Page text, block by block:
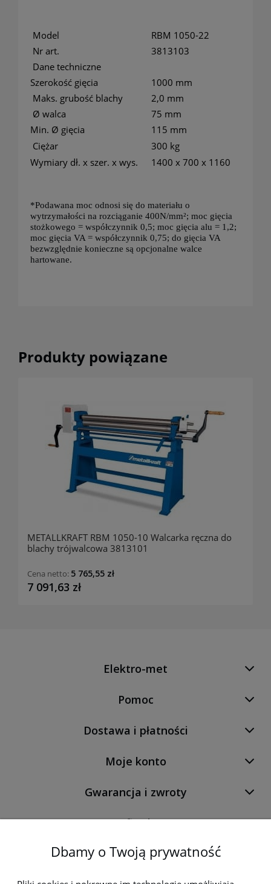
Model
RBM 1050-22
Nr art.
3813103
Dane techniczne
Szerokość gięcia
1000 mm
Maks. grubość blachy
2,0 mm
Ø walca
75 mm
Min. Ø gięcia
115 mm
Ciężar
300 kg
Wymiary dł. x szer. x wys.
1400 x 700 x 1160
*Podawana moc odnosi się do materiału o
wytrzymałości na rozciąganie 400N/mm²; moc gięcia
stożkowego = współczynnik 0,5; moc gięcia alu = 1,2;
moc gięcia VA = współczynnik 0,75; do gięcia VA
bezwzględnie konieczne są opcjonalne walce
hartowane.
Produkty powiązane
METALLKRAFT RBM 1050-10 Walcarka ręczna do
blachy trójwalcowa 3813101
7 091,63 zł
Cena netto: 5 765,55 zł
Elektro-met
Pomoc
Dostawa i płatności
Moje konto
Gwarancja i zwroty
O firmie
Dbamy o Twoją prywatność